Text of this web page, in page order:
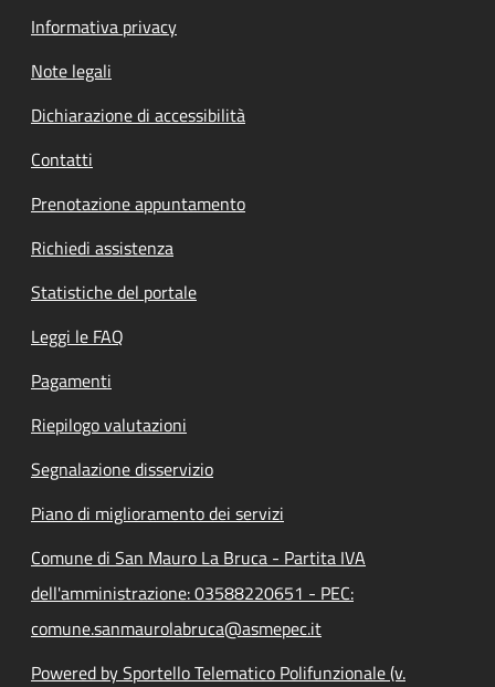
Informativa privacy
Note legali
Dichiarazione di accessibilità
Contatti
Prenotazione appuntamento
Richiedi assistenza
Statistiche del portale
Leggi le FAQ
Pagamenti
Riepilogo valutazioni
Segnalazione disservizio
Piano di miglioramento dei servizi
Comune di San Mauro La Bruca - Partita IVA
dell'amministrazione: 03588220651 - PEC:
comune.sanmaurolabruca@asmepec.it
Powered by Sportello Telematico Polifunzionale (v.